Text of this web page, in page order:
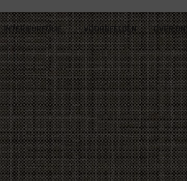
INTERIEURFOLIE VOORBEELDEN OVER